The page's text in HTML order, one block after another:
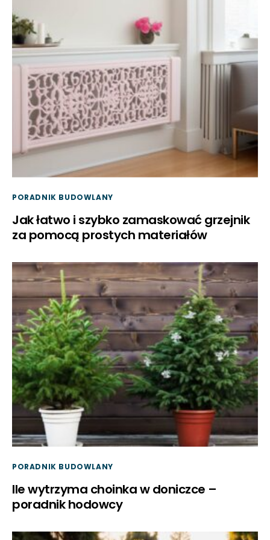
PORADNIK BUDOWLANY
Jak łatwo i szybko zamaskować grzejnik
za pomocą prostych materiałów
PORADNIK BUDOWLANY
Ile wytrzyma choinka w doniczce –
poradnik hodowcy